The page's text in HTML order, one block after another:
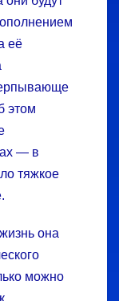
её
этом
— в
тяжкое
она
можно